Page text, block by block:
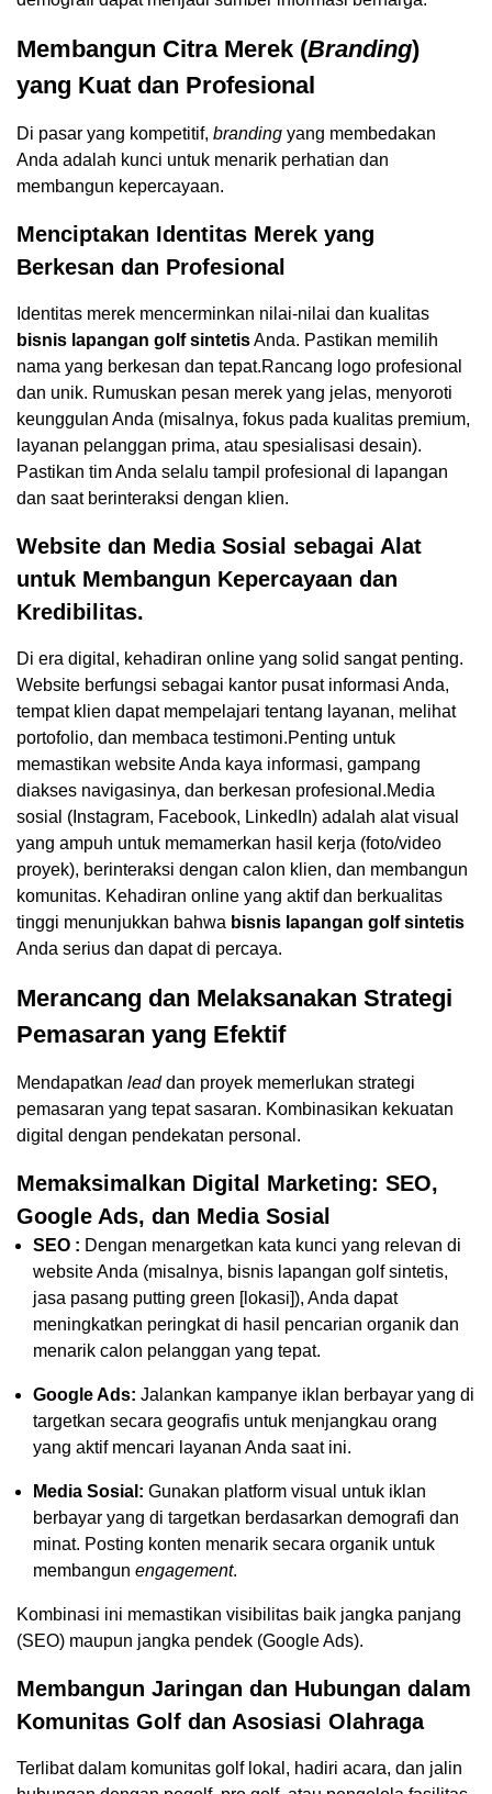
Membangun Citra Merek (Branding)
yang Kuat dan Profesional
Di pasar yang kompetitif, branding yang membedakan
Anda adalah kunci untuk menarik perhatian dan
membangun kepercayaan.
Menciptakan Identitas Merek yang
Berkesan dan Profesional
Identitas merek mencerminkan nilai-nilai dan kualitas
bisnis lapangan golf sintetisAnda. Pastikan memilih
nama yang berkesan dan tepat.Rancang logo profesional
dan unik. Rumuskan pesan merek yang jelas, menyoroti
keunggulan Anda (misalnya, fokus pada kualitas premium,
layanan pelanggan prima, atau spesialisasi desain).
Pastikan tim Anda selalu tampil profesional di lapangan
dan saat berinteraksi dengan klien.
Website dan Media Sosial sebagai Alat
untuk Membangun Kepercayaan dan
Kredibilitas.
Di era digital, kehadiran online yang solid sangat penting.
Website berfungsi sebagai kantor pusat informasi Anda,
tempat klien dapat mempelajari tentang layanan, melihat
portofolio, dan membaca testimoni.Penting untuk
memastikan website Anda kaya informasi, gampang
diakses navigasinya, dan berkesan profesional.Media
sosial (Instagram, Facebook, LinkedIn) adalah alat visual
yang ampuh untuk memamerkan hasil kerja (foto/video
proyek), berinteraksi dengan calon klien, dan membangun
komunitas. Kehadiran online yang aktif dan berkualitas
tinggi menunjukkan bahwa bisnis lapangan golf sintetis
Anda serius dan dapat di percaya.
Merancang dan Melaksanakan Strategi
Pemasaran yang Efektif
Mendapatkan leaddan proyek memerlukan strategi
pemasaran yang tepat sasaran. Kombinasikan kekuatan
digital dengan pendekatan personal.
Memaksimalkan Digital Marketing: SEO,
Google Ads, dan Media Sosial
SEO : Dengan menargetkan kata kunci yang relevan di
website Anda (misalnya, bisnis lapangan golf sintetis,
jasa pasang putting green [lokasi]), Anda dapat
meningkatkan peringkat di hasil pencarian organik dan
menarik calon pelanggan yang tepat.
Google Ads: Jalankan kampanye iklan berbayar yang di
targetkan secara geografis untuk menjangkau orang
yang aktif mencari layanan Anda saat ini.
Media Sosial: Gunakan platform visual untuk iklan
berbayar yang di targetkan berdasarkan demografi dan
minat. Posting konten menarik secara organik untuk
membangun engagement.
Kombinasi ini memastikan visibilitas baik jangka panjang
(SEO) maupun jangka pendek (Google Ads).
Membangun Jaringan dan Hubungan dalam
Komunitas Golf dan Asosiasi Olahraga
Terlibat dalam komunitas golf lokal, hadiri acara, dan jalin